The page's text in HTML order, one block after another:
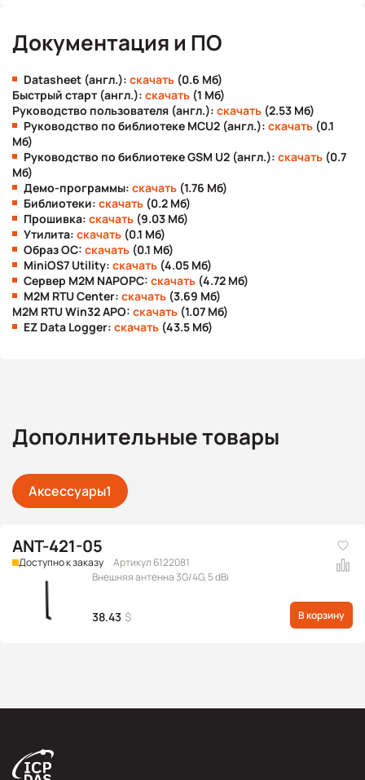
Документация и ПО
Datasheet (англ.): скачать (0.6 Мб)
Быстрый старт (англ.): скачать (1 Мб)
Руководство пользователя (англ.): скачать (2.53 Мб)
Руководство по библиотеке MCU2 (англ.): скачать (0.1
Мб)
Руководство по библиотеке GSM U2 (англ.): скачать (0.7
Мб)
Демо-программы: скачать (1.76 Мб)
Библиотеки: скачать (0.2 Мб)
Прошивка: скачать (9.03 Мб)
Утилита: скачать (0.1 Мб)
Образ ОС: скачать (0.1 Мб)
MiniOS7 Utility: скачать (4.05 Мб)
Сервер M2M NAPOPC: скачать (4.72 Мб)
M2M RTU Center: скачать (3.69 Мб)
M2M RTU Win32 APO: скачать (1.07 Мб)
EZ Data Logger: скачать (43.5 Мб)
Дополнительные товары
Аксессуары1
ANT-421-05
Доступно к заказу
Артикул 6122081
Внешняя антенна 3G/4G, 5 dBi
38.43 $ В корзину